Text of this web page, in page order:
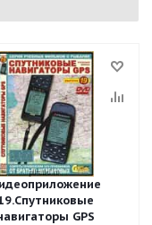
GPS